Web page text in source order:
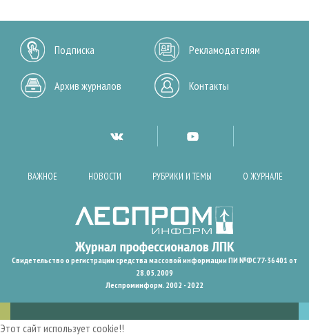
Подписка Рекламодателям
Архив журналов Контакты
ВАЖНОЕ НОВОСТИ РУБРИКИ И ТЕМЫ О ЖУРНАЛЕ
Свидетельство о регистрации средства массовой информации ПИ №ФС77-36401 от
28.05.2009
Леспроминформ. 2002 - 2022
Этот сайт использует cookie!!